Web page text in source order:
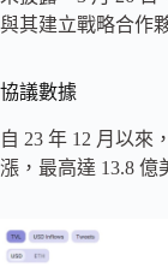
與其建立戰略合作
協議數據
自 23 年 12 月以來
漲，最高達 13.8 億